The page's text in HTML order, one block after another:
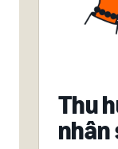
Thu
nhân